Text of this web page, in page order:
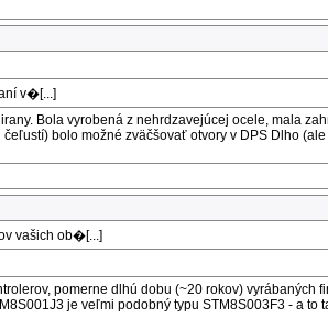
v�[...]
Bola vyrobená z nehrdzavejúcej ocele, mala
bolo možné zväčšovať otvory v DPS Dlho
vašich ob�[...]
pomerne dlhú dobu (~20 rokov) vyrábaných
je veľmi podobný typu STM8S003F3 - a to